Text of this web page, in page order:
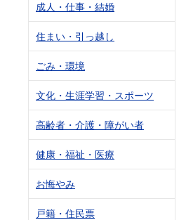
成人・仕事・結婚
住まい・引っ越し
ごみ・環境
文化・生涯学習・スポーツ
高齢者・介護・障がい者
健康・福祉・医療
お悔やみ
戸籍・住民票